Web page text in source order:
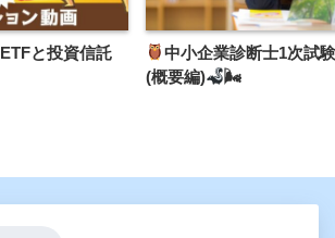
ETFと投資信託
中小企業診断士1次試
(概要編)
🌬